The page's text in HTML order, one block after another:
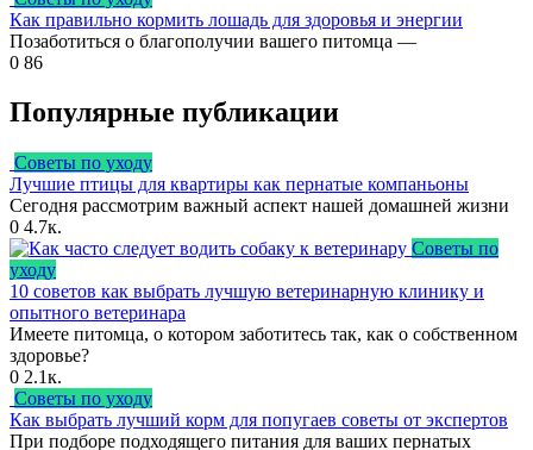
Как правильно кормить лошадь для здоровья и энергии
Позаботиться о благополучии вашего питомца —
0 86
Популярные публикации
Советы по уходу
Лучшие птицы для квартиры как пернатые компаньоны
Сегодня рассмотрим важный аспект нашей домашней жизни
0 4.7к.
Советы по
уходу
10 советов как выбрать лучшую ветеринарную клинику и
опытного ветеринара
Имеете питомца, о котором заботитесь так, как о собственном
здоровье?
0 2.1к.
Советы по уходу
Как выбрать лучший корм для попугаев советы от экспертов
При подборе подходящего питания для ваших пернатых